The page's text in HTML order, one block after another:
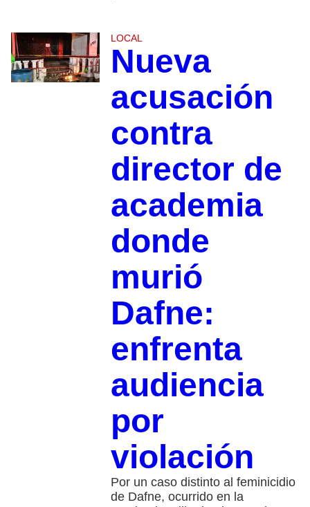
LOCAL
Nueva
acusación
contra
director de
academia
donde
murió
Dafne:
enfrenta
audiencia
por
violación
Por un caso distinto al feminicidio
de Dafne, ocurrido en la